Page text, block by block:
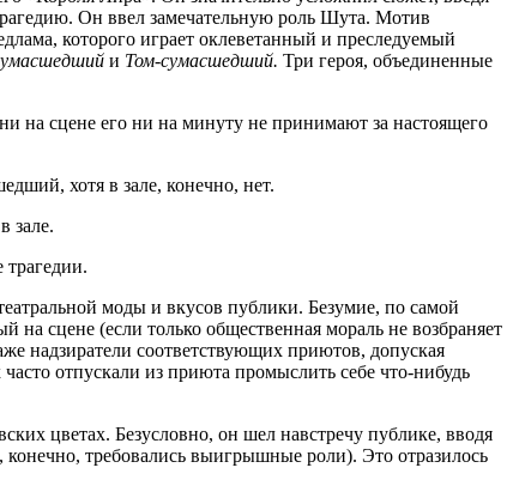
Он ввел замечательную роль Шута. Мотив
которого играет оклеветанный и преследуемый
и Том-сумаcшедший. Три героя, объединенные
на сцене его ни на минуту не принимают за настоящего
хотя в зале, конечно, нет.
зале.
моды и вкусов публики. Безумие, по самой
сцене (если только общественная мораль не возбраняет
надзиратели соответствующих приютов, допуская
отпускали из приюта промыслить себе что-нибудь
цветах. Безусловно, он шел навстречу публике, вводя
требовались выигрышные роли). Это отразилось